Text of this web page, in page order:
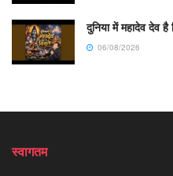
दुनिया में महादेव देव है
06/08/2026
स्वागतम